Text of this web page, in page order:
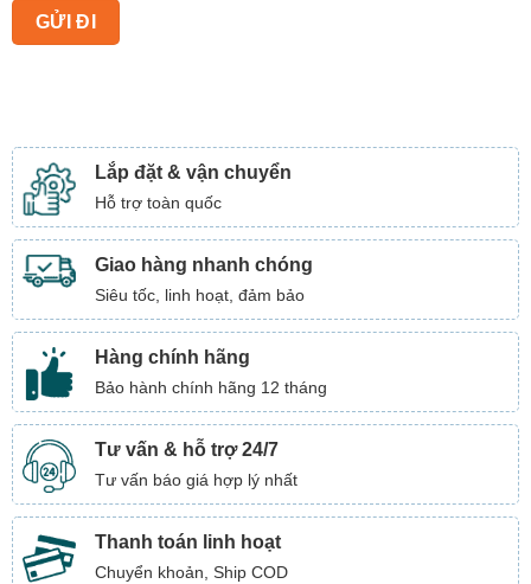
Lắp đặt & vận chuyển
Hỗ trợ toàn quốc
Giao hàng nhanh chóng
Siêu tốc, linh hoạt, đảm bảo
Hàng chính hãng
Bảo hành chính hãng 12 tháng
Tư vấn & hỗ trợ 24/7
Tư vấn báo giá hợp lý nhất
Thanh toán linh hoạt
Chuyển khoản, Ship COD